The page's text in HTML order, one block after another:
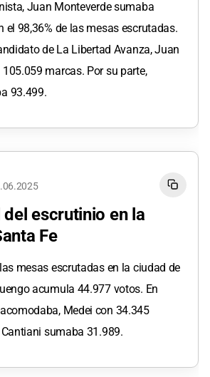
Juan Monteverde sumaba
el 98,36% de las mesas escrutadas.
de La Libertad Avanza, Juan
marcas. Por su parte,
93.499.
escrutinio en la
Fe
mesas escrutadas en la ciudad de
acumula 44.977 votos. En
Medei con 34.345
sumaba 31.989.